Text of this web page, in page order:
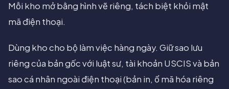
Mỗi kho mở bằng hình vẽ riêng, tách biệt khỏi mật
mã điện thoại.
Dùng kho cho bộ làm việc hàng ngày. Giữ sao lưu
riêng của bản gốc với luật sư, tài khoản USCIS và bản
sao cá nhân ngoài điện thoại (bản in, ổ mã hóa riêng